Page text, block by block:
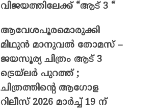
വിജയത്തിലേക്ക് “ആട് 3 “
ആവേശപൂരമൊരുക്കി
മിഥുൻ മാനുവൽ തോമസ് –
ജയസൂര്യ ചിത്രം ആട് 3
ട്രെയ്‌ലർ പുറത്ത് ;
ചിത്രത്തിന്റെ ആഗോള
റിലീസ് 2026 മാർച്ച് 19 ന്